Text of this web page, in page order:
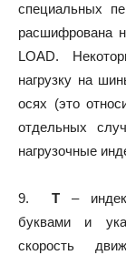
специальных
расшифрована
LOAD.
нагрузку на
осях (это
отдельных
нагрузочные
9.Т –
буквами и
скорость